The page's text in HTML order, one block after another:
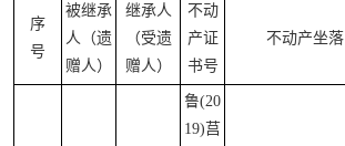
序
号
被继承
人（遗
赠人）
继承人
（受遗
赠人）
不动
产证
书号
不动产坐落
鲁(20
19)莒